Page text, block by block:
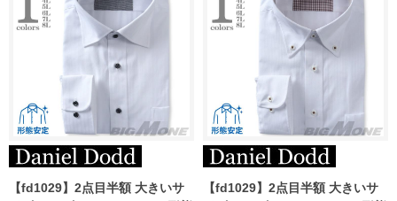
【fd1029】2点目半額 大きいサ
【fd1029】2点目半額 大きいサ